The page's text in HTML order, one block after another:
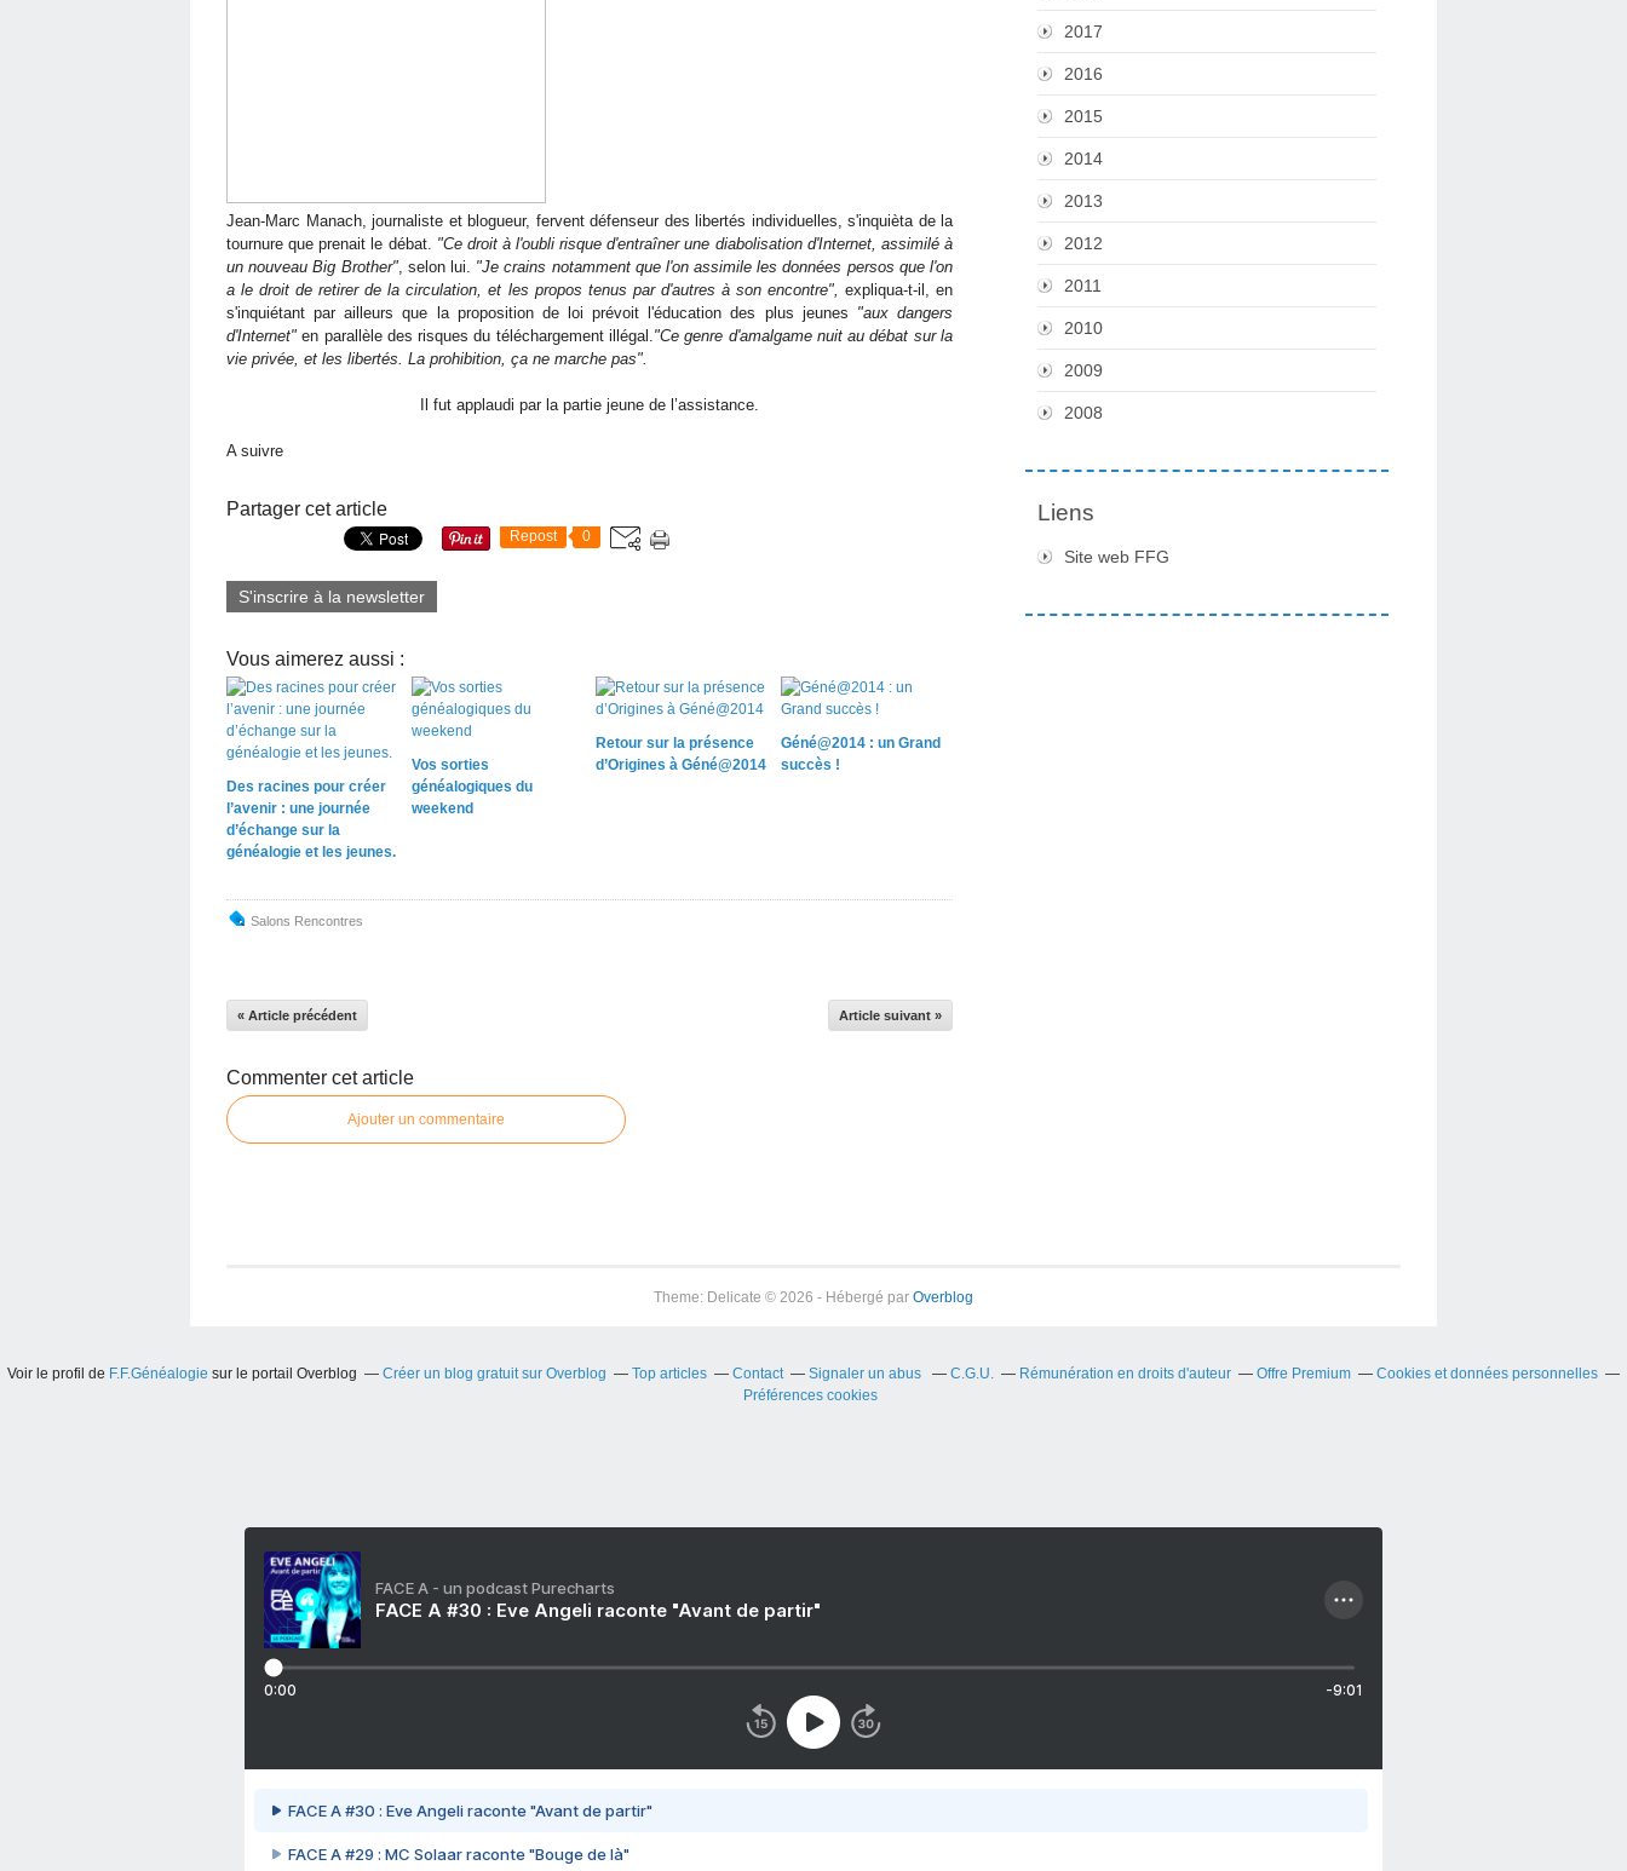
Jean-Marc Manach, journaliste et blogueur, fervent défenseur des libertés individuelles, s'inquièta de la
tournure que prenait le débat. "Ce droit à l'oubli risque d'entraîner une diabolisation d'Internet, assimilé à
un nouveau Big Brother", selon lui. "Je crains notamment que l'on assimile les données persos que l'on
a le droit de retirer de la circulation, et les propos tenus par d'autres à son encontre", expliqua-t-il, en
s'inquiétant par ailleurs que la proposition de loi prévoit l'éducation des plus jeunes "aux dangers
d'Internet" en parallèle des risques du téléchargement illégal. "Ce genre d'amalgame nuit au débat sur la
vie privée, et les libertés. La prohibition, ça ne marche pas".
Il fut applaudi par la partie jeune de l’assistance.
A suivre
Partager cet article
Repost 0
S'inscrire à la newsletter
Vous aimerez aussi :
Des racines pour créer
l’avenir : une journée
d’échange sur la
généalogie et les jeunes.
Vos sorties
généalogiques du
weekend
Retour sur la présence
d’Origines à Géné@2014
Géné@2014 : un Grand
succès !
Salons Rencontres
« Article précédent Article suivant »
Commenter cet article
Ajouter un commentaire
2017
2016
2015
2014
2013
2012
2011
2010
2009
2008
Liens
Site web FFG
Theme: Delicate © 2026 - Hébergé par Overblog
Voir le profil de F.F.Généalogie sur le portail Overblog Créer un blog gratuit sur Overblog Top articles Contact Signaler un abus C.G.U. Rémunération en droits d'auteur Offre Premium
Cookies et données personnelles
Préférences cookies
FACE A - un podcast Purecharts
FACE A #30 : Eve Angeli raconte "Avant de partir"
0:00 -9:01
FACE A #30 : Eve Angeli raconte "Avant de partir"
FACE A #29 : MC Solaar raconte "Bouge de là"